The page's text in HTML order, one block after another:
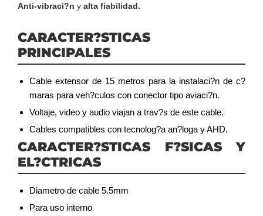
Anti-vibraci?n y alta fiabilidad.
CARACTER?STICAS
PRINCIPALES
Cable extensor de 15 metros para la instalaci?n de c?
maras para veh?culos con conector tipo aviaci?n.
Voltaje, video y audio viajan a trav?s de este cable.
Cables compatibles con tecnolog?a an?loga y AHD.
CARACTER?STICAS F?SICAS Y
EL?CTRICAS
Diametro de cable 5.5mm
Para uso interno